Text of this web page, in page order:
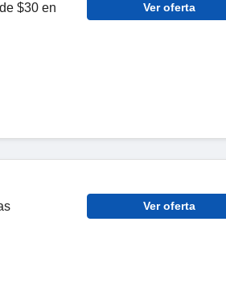
$30 en
Ver oferta
Ver oferta